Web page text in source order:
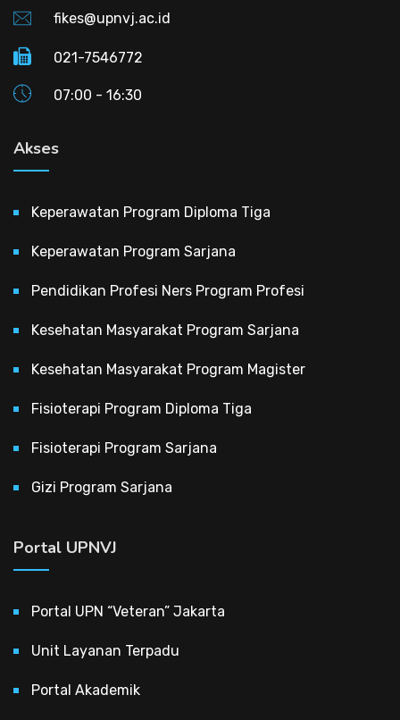
fikes@upnvj.ac.id
021-7546772
07:00 - 16:30
Akses
Keperawatan Program Diploma Tiga
Keperawatan Program Sarjana
Pendidikan Profesi Ners Program Profesi
Kesehatan Masyarakat Program Sarjana
Kesehatan Masyarakat Program Magister
Fisioterapi Program Diploma Tiga
Fisioterapi Program Sarjana
Gizi Program Sarjana
Portal UPNVJ
Portal UPN “Veteran” Jakarta
Unit Layanan Terpadu
Portal Akademik